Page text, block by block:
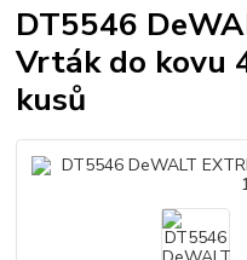
DT5546
Vrták do kovu
kusů